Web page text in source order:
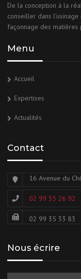
De la conception à la
conseiller dans
façonnage des matières
Menu
Accueil
Expertises
Actualités
Contact
16 Avenue du
02 99 35 26 92
02 99 35 33 83
Nous écrire